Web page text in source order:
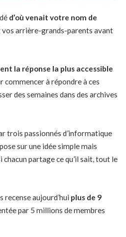
d’où venait votre nom de
vos arrière-grands-parents avant
la réponse la plus accessible
commencer à répondre à ces
des semaines dans des archives
trois passionnés d’informatique
sur une idée simple mais
partage ce qu’il sait, tout le
recense aujourd’hui plus de 9
par 5 millions de membres